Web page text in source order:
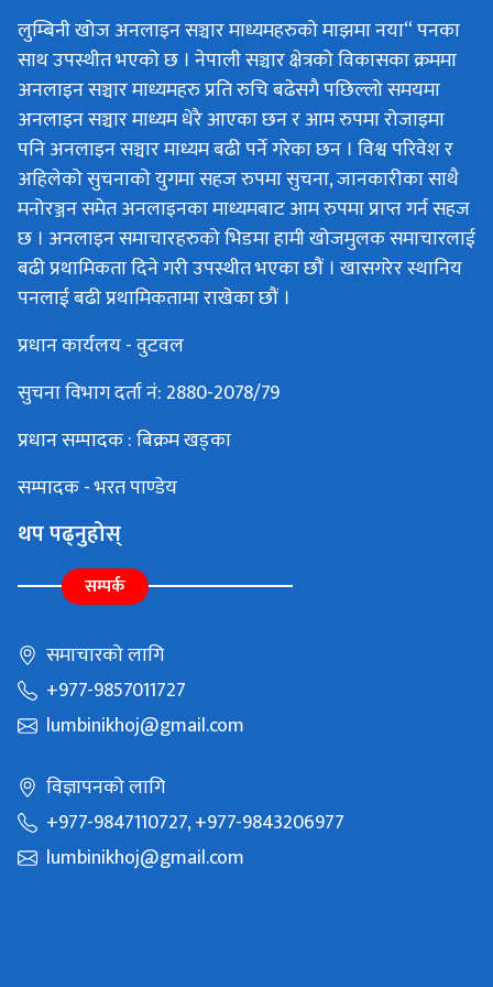
लुम्बिनी खोज अनलाइन सञ्चार माध्यमहरुको माझमा नया“ पनका
साथ उपस्थीत भएको छ । नेपाली सञ्चार क्षेत्रको विकासका क्रममा
अनलाइन सञ्चार माध्यमहरु प्रति रुचि बढेसगै पछिल्लो समयमा
अनलाइन सञ्चार माध्यम धेरै आएका छन र आम रुपमा रोजाइमा
पनि अनलाइन सञ्चार माध्यम बढी पर्ने गरेका छन । विश्व परिवेश र
अहिलेको सुचनाको युगमा सहज रुपमा सुचना, जानकारीका साथै
मनोरञ्जन समेत अनलाइनका माध्यमबाट आम रुपमा प्राप्त गर्न सहज
छ । अनलाइन समाचारहरुको भिडमा हामी खोजमुलक समाचारलाई
बढी प्रथामिकता दिने गरी उपस्थीत भएका छौं । खासगरेर स्थानिय
पनलाई बढी प्रथामिकतामा राखेका छौं ।
प्रधान कार्यलय - वुटवल
सुचना विभाग दर्ता नं: 2880-2078/79
प्रधान सम्पादक : बिक्रम खड्का
सम्पादक - भरत पाण्डेय
थप पढ्नुहोस्
सम्पर्क
समाचारको लागि
+977-9857011727
lumbinikhoj@gmail.com
विज्ञापनको लागि
+977-9847110727, +977-9843206977
lumbinikhoj@gmail.com